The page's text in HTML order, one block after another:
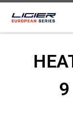
Passer au contenu